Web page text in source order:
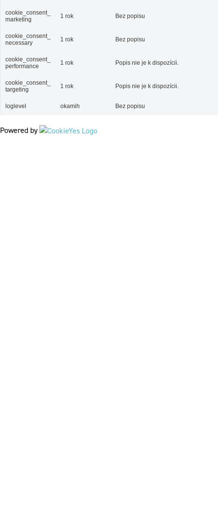
cookie_consent_
marketing
1 rok Bez popisu
cookie_consent_
necessary
1 rok Bez popisu
cookie_consent_
performance
1 rok Popis nie je k dispozícii.
cookie_consent_
targeting
1 rok Popis nie je k dispozícii.
loglevel okamih Bez popisu
Powered by